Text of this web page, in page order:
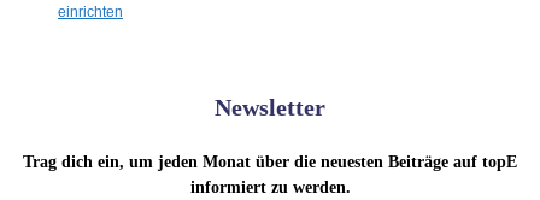
einrichten
Newsletter
Trag dich ein, um jeden Monat über die neuesten Beiträge auf topE
informiert zu werden.